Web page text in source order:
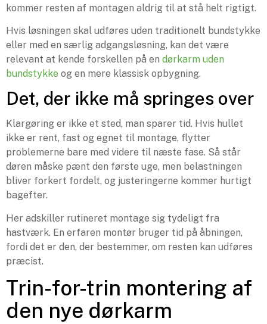
kommer resten af montagen aldrig til at stå helt rigtigt.
Hvis løsningen skal udføres uden traditionelt bundstykke
eller med en særlig adgangsløsning, kan det være
relevant at kende forskellen på en dørkarm uden
bundstykke og en mere klassisk opbygning.
Det, der ikke må springes over
Klargøring er ikke et sted, man sparer tid. Hvis hullet
ikke er rent, fast og egnet til montage, flytter
problemerne bare med videre til næste fase. Så står
døren måske pænt den første uge, men belastningen
bliver forkert fordelt, og justeringerne kommer hurtigt
bagefter.
Her adskiller rutineret montage sig tydeligt fra
hastværk. En erfaren montør bruger tid på åbningen,
fordi det er den, der bestemmer, om resten kan udføres
præcist.
Trin-for-trin montering af
den nye dørkarm